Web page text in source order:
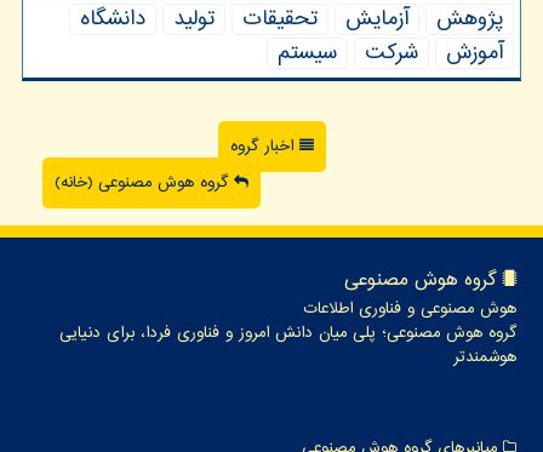
پژوهش آزمایش تحقیقات تولید
دانشگاه
آموزش
شركت سیستم
اخبار گروه
گروه هوش مصنوعی (خانه)
گروه هوش مصنوعی
هوش مصنوعی و فناوری اطلاعات
گروه هوش مصنوعی؛ پلی میان دانش امروز و فناوری فردا، برای دنیایی
هوشمندتر